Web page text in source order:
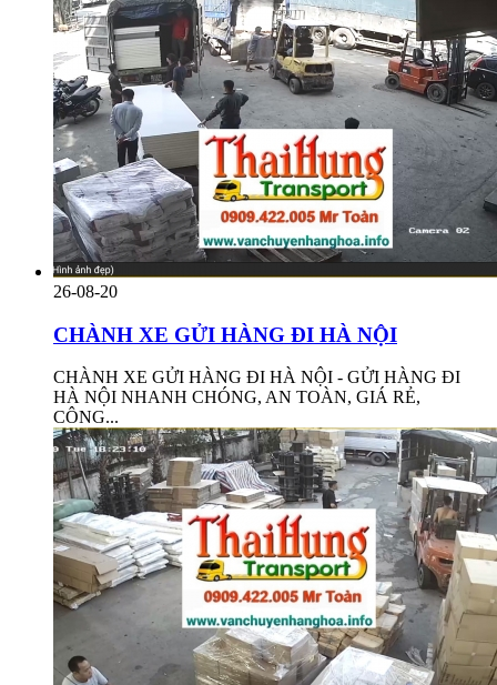
26-08-20
CHÀNH XE GỬI HÀNG ĐI HÀ NỘI
CHÀNH XE GỬI HÀNG ĐI HÀ NỘI - GỬI HÀNG ĐI
HÀ NỘI NHANH CHÓNG, AN TOÀN, GIÁ RẺ,
CÔNG...